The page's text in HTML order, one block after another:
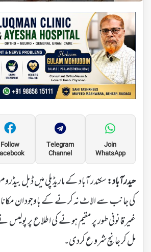
Join
WhatsApp
Telegram
Channel
Follow
حیدرآباد:سکندر آباد کے ماریڈپلی میں ڈبل
کی جانب سے الاٹ نہ کرنے کے باوجود ان
غیر قانونی طور پر مقیم ہونے کی اطلاع پر
مل کر جانچ شرو ع کردی۔